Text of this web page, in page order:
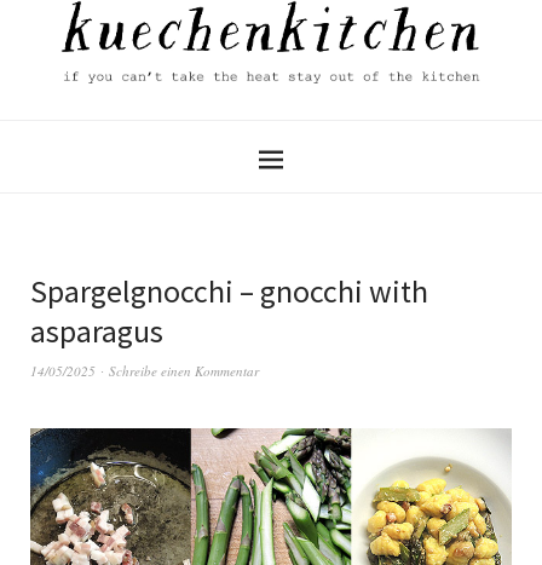
Spargelgnocchi – gnocchi with
asparagus
14/05/2025 Schreibe einen Kommentar